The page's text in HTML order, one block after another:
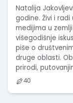
Natalija
godine. Živi i
medijima u
višegodišnje
piše o
druge oblasti.
prirodi,
40